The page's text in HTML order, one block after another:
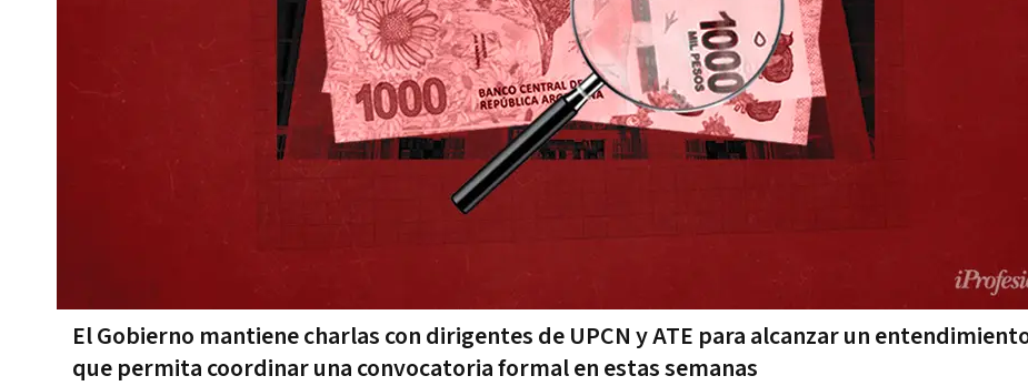
El Gobierno mantiene charlas con dirigentes de UPCN y ATE para alcanzar un
que permita coordinar una convocatoria formal en estas semanas